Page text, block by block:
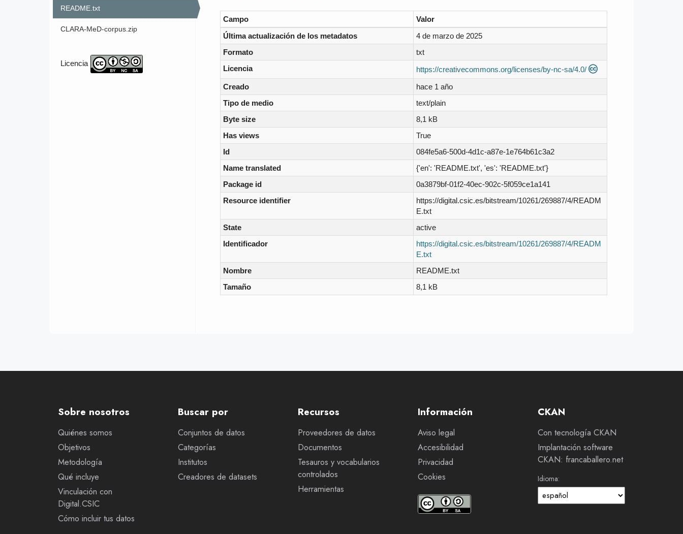
README.txt
CLARA-MeD-corpus.zip
Licencia
Campo
Valor
Última actualización de los metadatos
4 de marzo de 2025
Formato
txt
Licencia
https://creativecommons.org/licenses/by-nc-sa/4.0/
Creado
hace 1 año
Tipo de medio
text/plain
Byte size
8,1 kB
Has views
True
Id
084fe5a6-500d-4d1c-a87e-1e764b61c3a2
Name translated
{'en': 'README.txt', 'es': 'README.txt'}
Package id
0a3879bf-01f2-40ec-902c-5f059ce1a141
Resource identifier
https://digital.csic.es/bitstream/10261/269887/4/READM
E.txt
State
active
Identificador
https://digital.csic.es/bitstream/10261/269887/4/READM
E.txt
Nombre
README.txt
Tamaño
8,1 kB
Sobre nosotros
Quiénes somos
Objetivos
Metodología
Qué incluye
Vinculación con
Digital.CSIC
Cómo incluir tus datos
Buscar por
Conjuntos de datos
Categorías
Institutos
Creadores de datasets
Recursos
Proveedores de datos
Documentos
Tesauros y vocabularios
controlados
Herramientas
Información
Aviso legal
Accesibilidad
Privacidad
Cookies
CKAN
Con tecnología CKAN
Implantación software
CKAN: francaballero.net
Idioma